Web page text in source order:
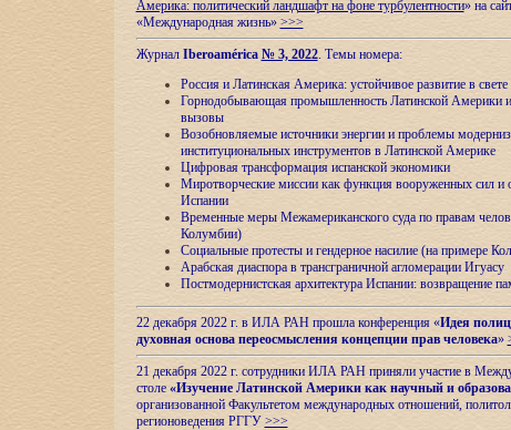
Америка: политический ландшафт на фоне турбулентности» на
«Международная жизнь» >>>
Журнал Iberoamérica № 3, 2022. Темы номера:
Россия и Латинская Америка: устойчивое развитие в свете
Горнодобывающая промышленность Латинской Америки и
вызовы
Возобновляемые источники энергии и проблемы
институциональных инструментов в Латинской Америке
Цифровая трансформация испанской экономики
Миротворческие миссии как функция вооруженных сил и
Испании
Временные меры Межамериканского суда по правам
Колумбии)
Социальные протесты и гендерное насилие (на примере
Арабская диаспора в трансграничной агломерации Игуасу
Постмодернистская архитектура Испании: возвращение
22 декабря 2022 г. в ИЛА РАН прошла конференция «Идея
духовная основа переосмысления концепции прав человека»
21 декабря 2022 г. сотрудники ИЛА РАН приняли участие в
столе «Изучение Латинской Америки как научный и
организованной Факультетом международных отношений,
регионоведения РГГУ >>>